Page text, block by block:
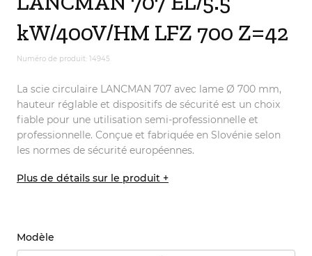
kW/400V/HM LFZ 700 Z=42
Numéro de produit: 14945
La scie circulaire LANCMAN 707 avec lame Ø 700 mm,
hauteur réglable et dispositifs de sécurité est un choix
fiable pour une utilisation semi-professionnelle et
professionnelle. Conçue et fabriquée en Slovénie selon
les normes de sécurité européennes.
Plus de détails sur le produit +
Modèle